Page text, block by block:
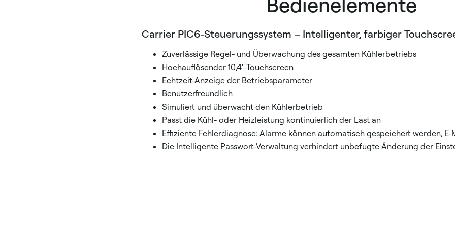
Carrier PIC6-Steuerungssystem – Intelligenter, farbiger
Zuverlässige Regel- und Überwachung des gesamten Kühlerbetriebs
Hochauflösender 10,4''-Touchscreen
Echtzeit-Anzeige der Betriebsparameter
Benutzerfreundlich
Simuliert und überwacht den Kühlerbetrieb
Passt die Kühl- oder Heizleistung kontinuierlich der Last an
Effiziente Fehlerdiagnose: Alarme können automatisch gespeichert werden,
Die Intelligente Passwort-Verwaltung verhindert unbefugte Änderung der